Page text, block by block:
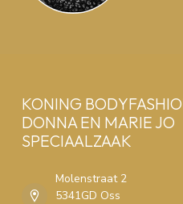
KONING
DONNA EN MARIE JO
SPECIAALZAAK
Molenstraat 2
5341GD Oss